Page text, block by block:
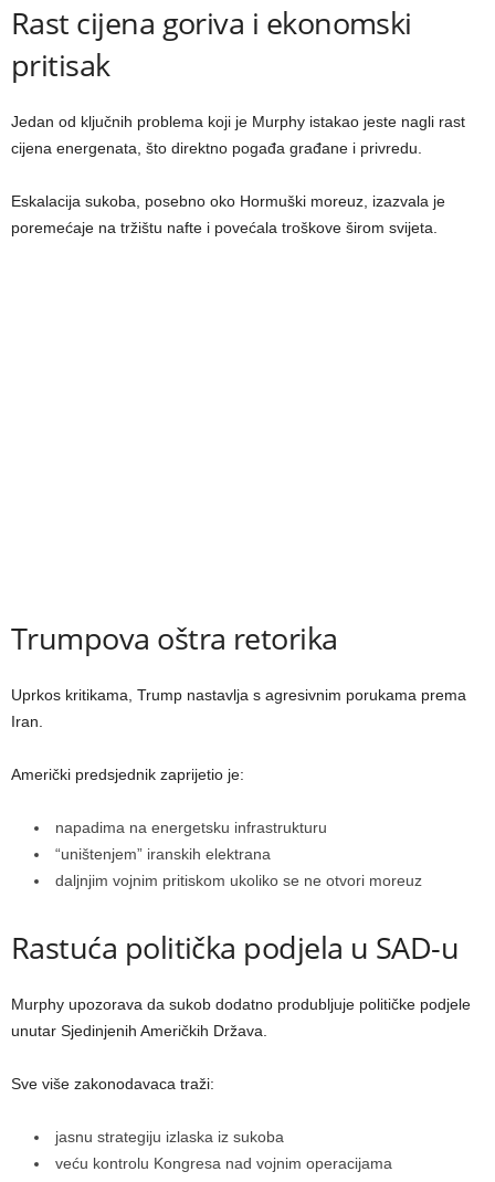
Rast cijena goriva i ekonomski
pritisak
Jedan od ključnih problema koji je Murphy istakao jeste nagli rast
cijena energenata, što direktno pogađa građane i privredu.
Eskalacija sukoba, posebno oko Hormuški moreuz, izazvala je
poremećaje na tržištu nafte i povećala troškove širom svijeta.
Trumpova oštra retorika
Uprkos kritikama, Trump nastavlja s agresivnim porukama prema
Iran.
Američki predsjednik zaprijetio je:
napadima na energetsku infrastrukturu
“uništenjem” iranskih elektrana
daljnjim vojnim pritiskom ukoliko se ne otvori moreuz
Rastuća politička podjela u SAD-u
Murphy upozorava da sukob dodatno produbljuje političke podjele
unutar Sjedinjenih Američkih Država.
Sve više zakonodavaca traži:
jasnu strategiju izlaska iz sukoba
veću kontrolu Kongresa nad vojnim operacijama